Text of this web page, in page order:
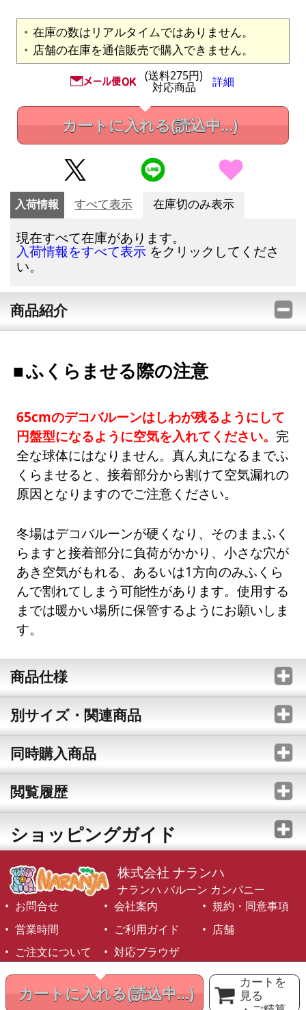
在庫の数はリアルタイムではありません。
店舗の在庫を通信販売で購入できません。
(送料275円)
対応商品 詳細
カートに入れる(読込中...)
カートに入れる(読込中...)
カートを
見る
入荷情報 すべて表示 在庫切のみ表示
現在すべて在庫があります。
入荷情報をすべて表示 をクリックしてくださ
い。
商品紹介
ふくらませる際の注意
65cmのデコバルーンはしわが残るようにして
円盤型になるように空気を入れてください。 完
全な球体にはなりません。真ん丸になるまでふ
くらませると、接着部分から割けて空気漏れの
原因となりますのでご注意ください。
冬場はデコバルーンが硬くなり、そのままふく
らますと接着部分に負荷がかかり、小さな穴が
あき空気がもれる、あるいは1方向のみふくら
んで割れてしまう可能性があります。使用する
までは暖かい場所に保管するようにお願いしま
す。
商品仕様
別サイズ・関連商品
同時購入商品
閲覧履歴
ショッピングガイド
株式会社 ナランハ
ナランハ バルーン カンパニー
お問合せ
会社案内
規約・同意事項
営業時間
ご利用ガイド
店舗
ご注文について
対応ブラウザ
©1999-2026 NARANJA Inc. All Rights Reserved.